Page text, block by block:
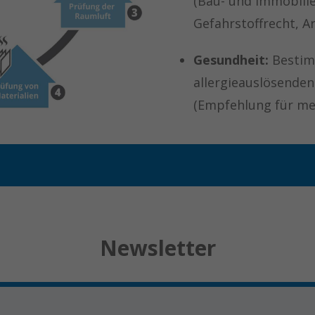
Gefahrstoffrecht,
Gesundheit:
(Empfehlung für
Newsletter